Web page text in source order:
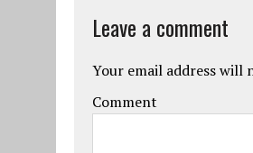
Leave a comment
Your email address will
Comment